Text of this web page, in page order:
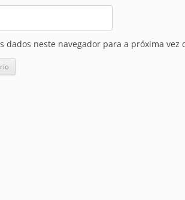
dados neste navegador para a próxima vez